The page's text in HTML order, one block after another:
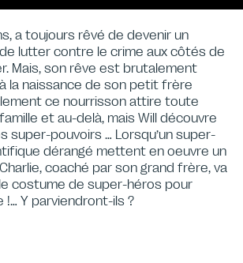
a toujours rêvé de devenir un
lutter contre le crime aux côtés de
Mais, son rêve est brutalement
la naissance de son petit frère
ce nourrisson attire toute
et au-delà, mais Will découvre
super-pouvoirs … Lorsqu’un super-
dérangé mettent en oeuvre un
coaché par son grand frère, va
costume de super-héros pour
!… Y parviendront-ils ?